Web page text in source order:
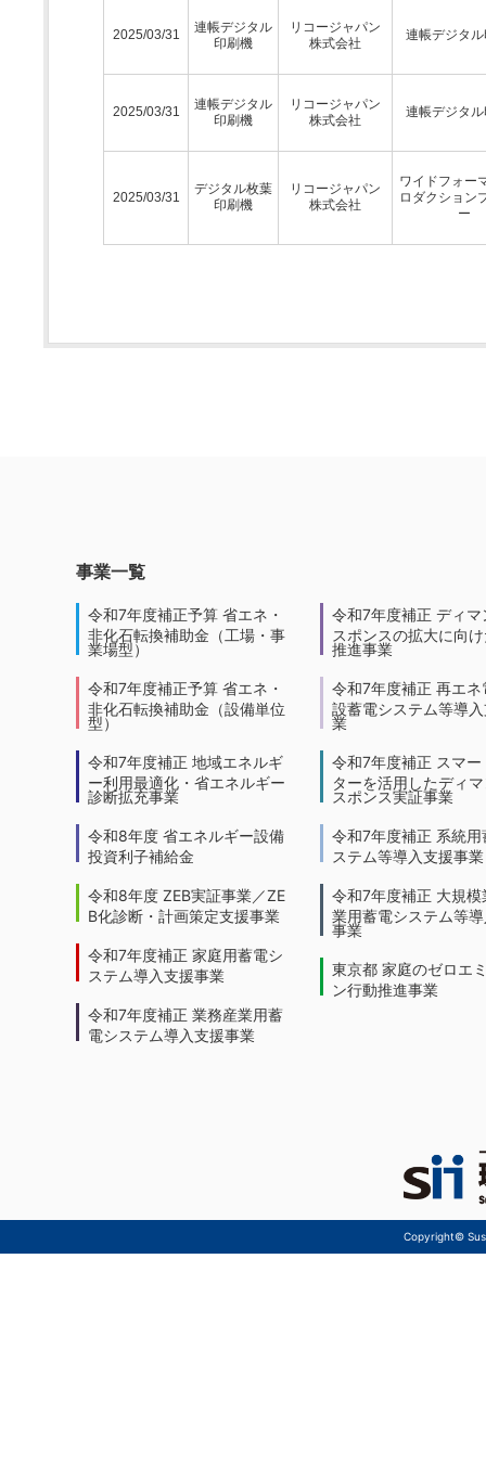
2025/03/31
連帳デジタル
印刷機
リコージャパン
株式会社
連帳デジタ
2025/03/31
連帳デジタル
印刷機
リコージャパン
株式会社
連帳デジタ
2025/03/31
デジタル枚葉
印刷機
リコージャパン
株式会社
ワイドフォー
ロダクション
ー
事業一覧
令和7年度補正予算 省エネ・
非化石転換補助金（工場・事
業場型）
令和7年度補正予算 省エネ・
非化石転換補助金（設備単位
型）
令和7年度補正 地域エネルギ
ー利用最適化・省エネルギー
診断拡充事業
令和8年度 省エネルギー設備
投資利子補給金
令和8年度 ZEB実証事業／ZE
B化診断・計画策定支援事業
令和7年度補正 家庭用蓄電シ
ステム導入支援事業
令和7年度補正 業務産業用蓄
電システム導入支援事業
令和7年度補正 ディマ
スポンスの拡大に向
推進事業
令和7年度補正 再エネ
設蓄電システム等導
業
令和7年度補正 スマー
ターを活用したディ
スポンス実証事業
令和7年度補正 系統用
ステム等導入支援事業
令和7年度補正 大規模
業用蓄電システム等
事業
東京都 家庭のゼロエ
ン行動推進事業
Copyright©